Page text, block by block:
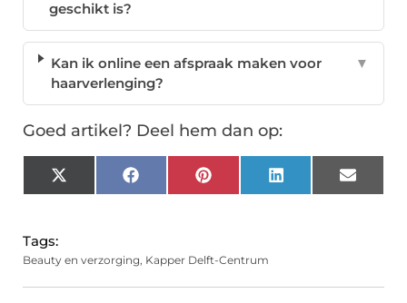
geschikt is?
Kan ik online een afspraak maken voor
haarverlenging?
▼
Goed artikel? Deel hem dan op:
X
(Twitter)
FacebookPinterest LinkedIn Email
Tags:
Beauty en verzorging, Kapper Delft-Centrum